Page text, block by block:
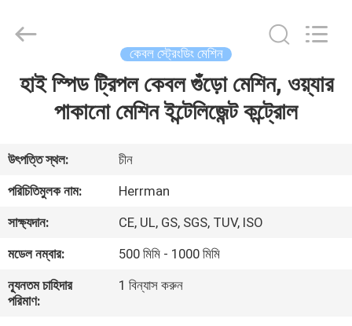
বাড়ি
আমাদের
সম্পর্কে
কারখানা
ভ্রমণ
Rights
Reserved.
কেবল স্ট্রেংডিং মেশিন
হাই স্পিড ট্রিপল কেবল গুঁড়ো মেশিন, ওয়্যার
পাকানো মেশিন ইন্টেলিজেন্ট কন্ট্রোল
উৎপত্তি স্থল:
চীন
পরিচিতিমুলক নাম:
Herrman
সাক্ষ্যদান:
CE, UL, GS, SGS, TUV, ISO
মডেল নম্বার:
500 মিমি - 1000 মিমি
ন্যূনতম চাহিদার
পরিমাণ:
1 বিন্যাস করুন